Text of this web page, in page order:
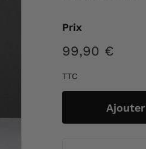
Prix
Prix
99,90 €99,90
TTC